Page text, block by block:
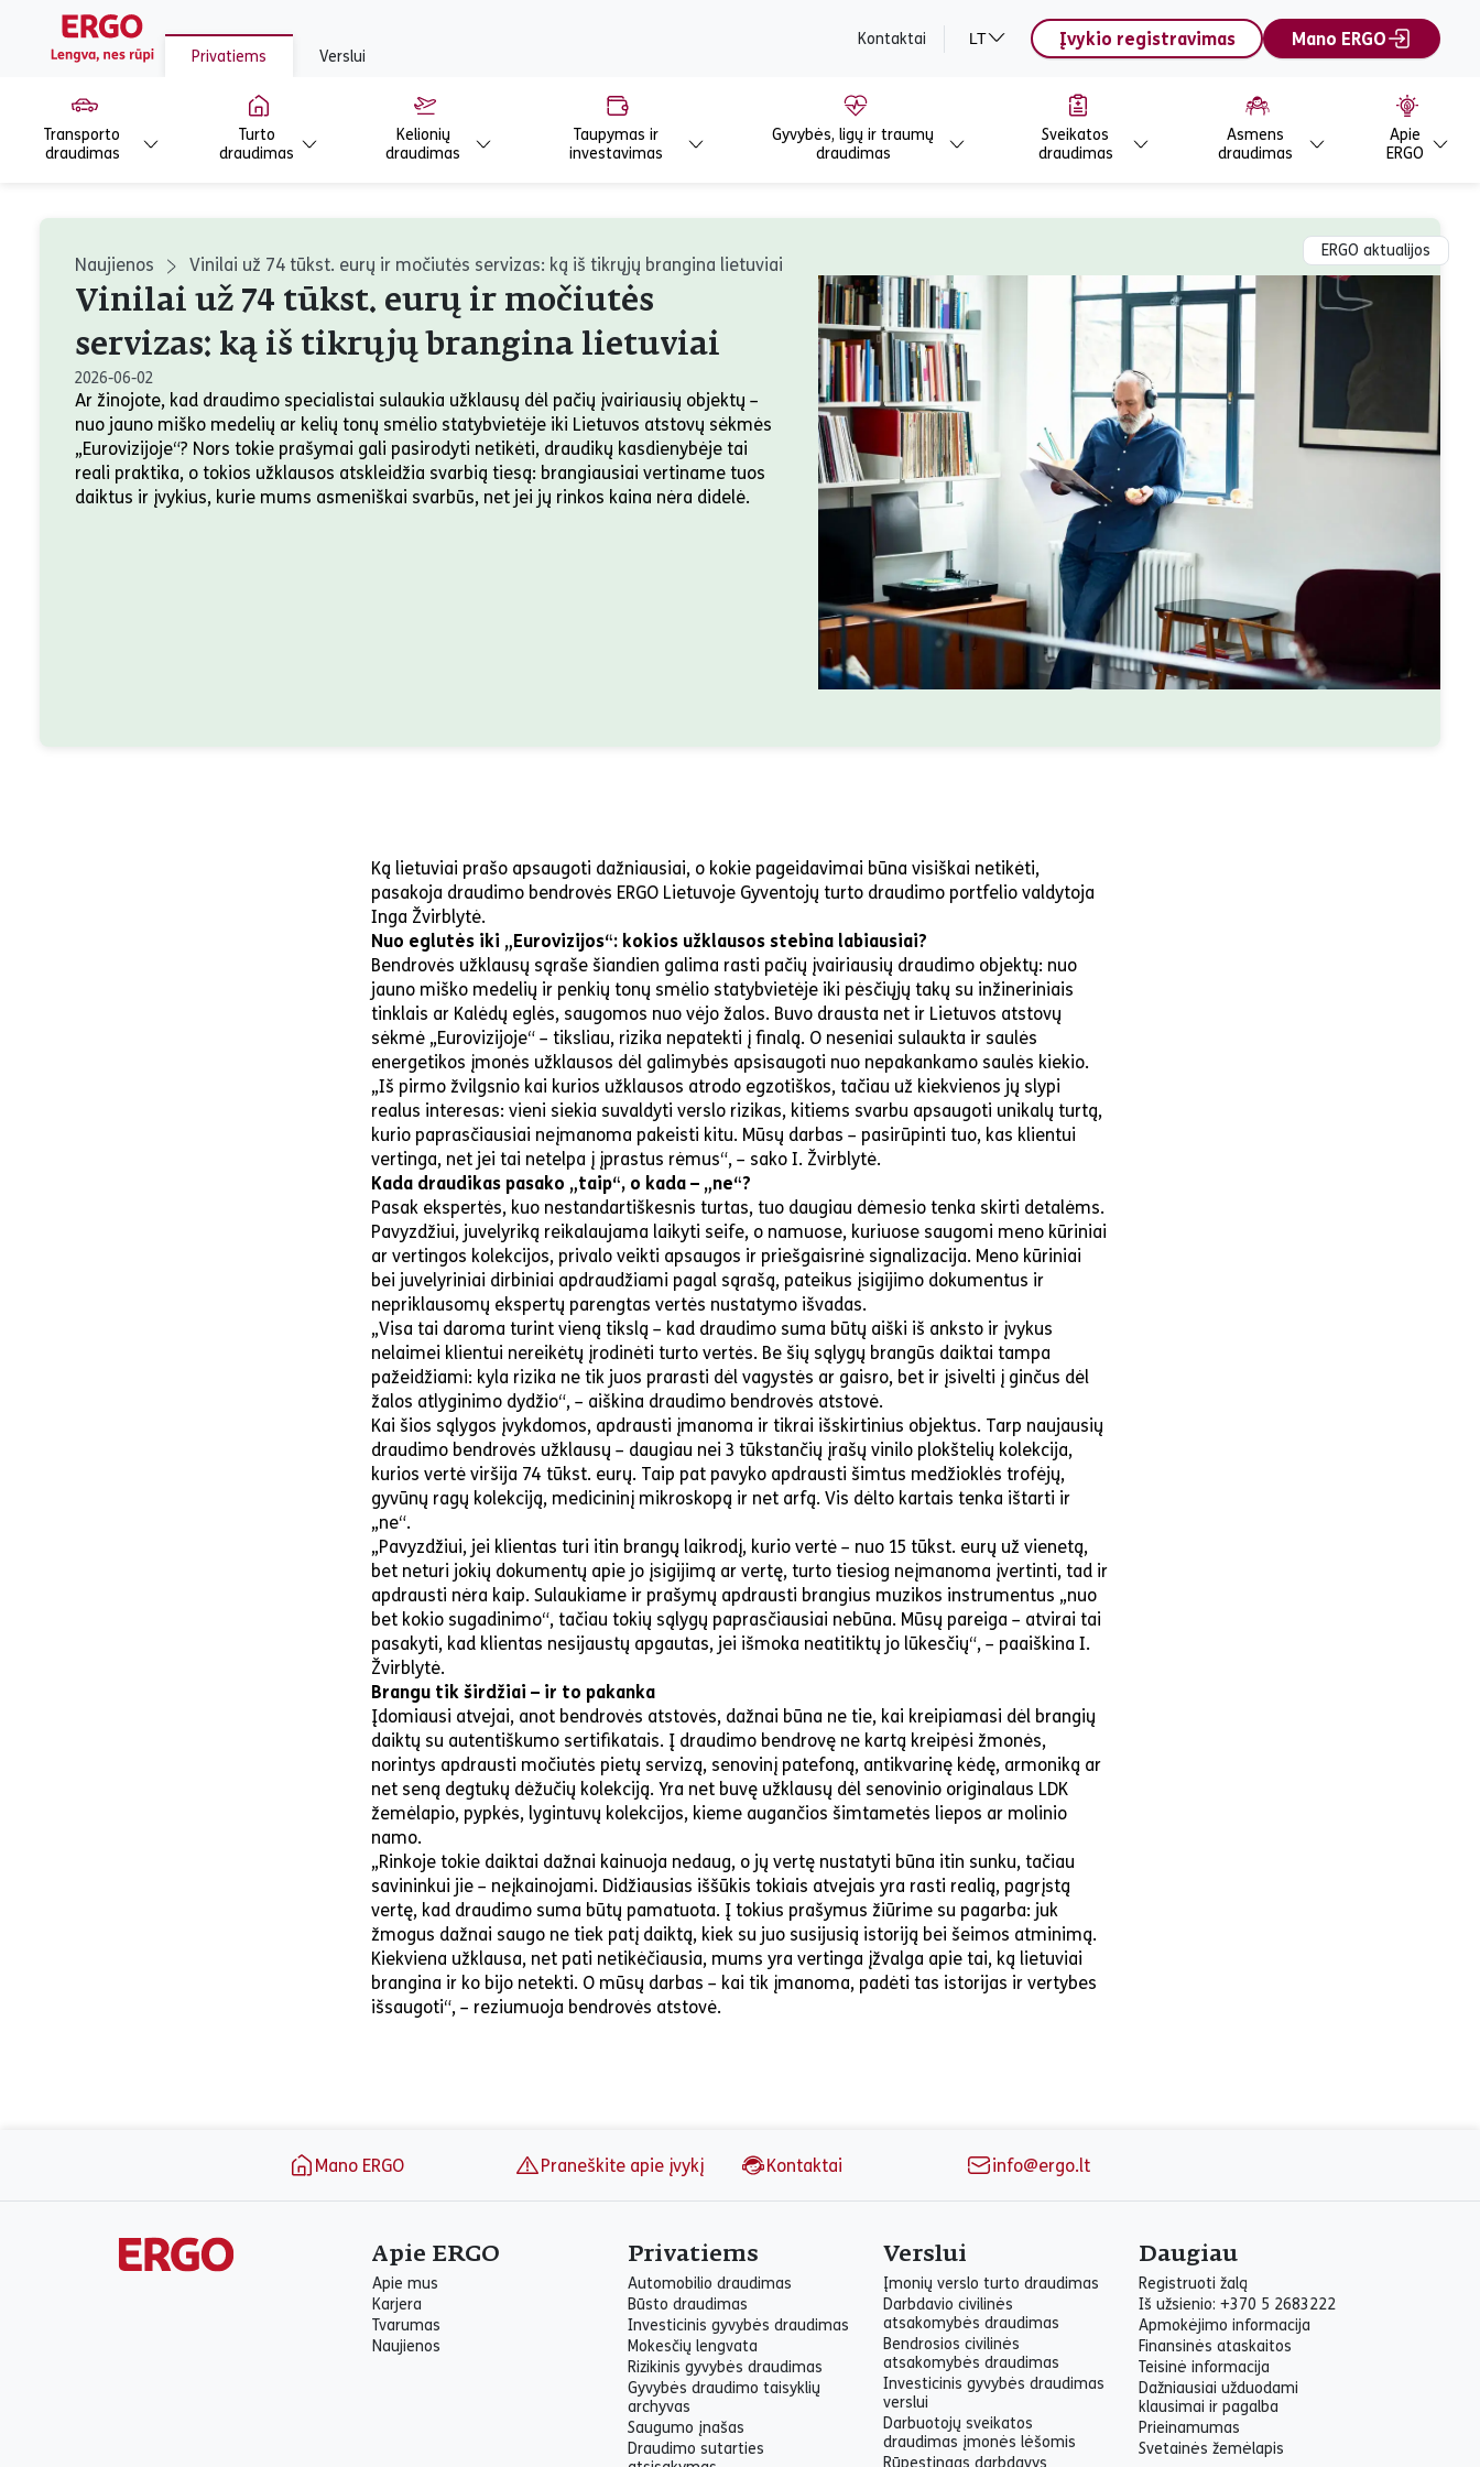
Privatiems Verslui
Kontaktai LT Įvykio registravimas Mano ERGO
Transporto
draudimas
Turto
draudimas
Kelionių
draudimas
Taupymas ir
investavimas
Gyvybės, ligų ir traumų
draudimas
Sveikatos
draudimas
Asmens
draudimas
Apie
ERGO
Naujienos Vinilai už 74 tūkst. eurų ir močiutės servizas: ką iš tikrųjų brangina lietuviai
Vinilai už 74 tūkst. eurų ir močiutės
servizas: ką iš tikrųjų brangina lietuviai
2026-06-02
Ar žinojote, kad draudimo specialistai sulaukia užklausų dėl pačių įvairiausių objektų –
nuo jauno miško medelių ar kelių tonų smėlio statybvietėje iki Lietuvos atstovų sėkmės
„Eurovizijoje“? Nors tokie prašymai gali pasirodyti netikėti, draudikų kasdienybėje tai
reali praktika, o tokios užklausos atskleidžia svarbią tiesą: brangiausiai vertiname tuos
daiktus ir įvykius, kurie mums asmeniškai svarbūs, net jei jų rinkos kaina nėra didelė.
ERGO aktualijos
Ką lietuviai prašo apsaugoti dažniausiai, o kokie pageidavimai būna visiškai netikėti,
pasakoja draudimo bendrovės ERGO Lietuvoje Gyventojų turto draudimo portfelio valdytoja
Inga Žvirblytė.
Nuo eglutės iki „Eurovizijos“: kokios užklausos stebina labiausiai?
Bendrovės užklausų sąraše šiandien galima rasti pačių įvairiausių draudimo objektų: nuo
jauno miško medelių ir penkių tonų smėlio statybvietėje iki pėsčiųjų takų su inžineriniais
tinklais ar Kalėdų eglės, saugomos nuo vėjo žalos. Buvo drausta net ir Lietuvos atstovų
sėkmė „Eurovizijoje“ – tiksliau, rizika nepatekti į finalą. O neseniai sulaukta ir saulės
energetikos įmonės užklausos dėl galimybės apsisaugoti nuo nepakankamo saulės kiekio.
„Iš pirmo žvilgsnio kai kurios užklausos atrodo egzotiškos, tačiau už kiekvienos jų slypi
realus interesas: vieni siekia suvaldyti verslo rizikas, kitiems svarbu apsaugoti unikalų turtą,
kurio paprasčiausiai neįmanoma pakeisti kitu. Mūsų darbas – pasirūpinti tuo, kas klientui
vertinga, net jei tai netelpa į įprastus rėmus“, – sako I. Žvirblytė.
Kada draudikas pasako „taip“, o kada – „ne“?
Pasak ekspertės, kuo nestandartiškesnis turtas, tuo daugiau dėmesio tenka skirti detalėms.
Pavyzdžiui, juvelyriką reikalaujama laikyti seife, o namuose, kuriuose saugomi meno kūriniai
ar vertingos kolekcijos, privalo veikti apsaugos ir priešgaisrinė signalizacija. Meno kūriniai
bei juvelyriniai dirbiniai apdraudžiami pagal sąrašą, pateikus įsigijimo dokumentus ir
nepriklausomų ekspertų parengtas vertės nustatymo išvadas.
„Visa tai daroma turint vieną tikslą – kad draudimo suma būtų aiški iš anksto ir įvykus
nelaimei klientui nereikėtų įrodinėti turto vertės. Be šių sąlygų brangūs daiktai tampa
pažeidžiami: kyla rizika ne tik juos prarasti dėl vagystės ar gaisro, bet ir įsivelti į ginčus dėl
žalos atlyginimo dydžio“, – aiškina draudimo bendrovės atstovė.
Kai šios sąlygos įvykdomos, apdrausti įmanoma ir tikrai išskirtinius objektus. Tarp naujausių
draudimo bendrovės užklausų – daugiau nei 3 tūkstančių įrašų vinilo plokštelių kolekcija,
kurios vertė viršija 74 tūkst. eurų. Taip pat pavyko apdrausti šimtus medžioklės trofėjų,
gyvūnų ragų kolekciją, medicininį mikroskopą ir net arfą. Vis dėlto kartais tenka ištarti ir
„ne“.
„Pavyzdžiui, jei klientas turi itin brangų laikrodį, kurio vertė – nuo 15 tūkst. eurų už vienetą,
bet neturi jokių dokumentų apie jo įsigijimą ar vertę, turto tiesiog neįmanoma įvertinti, tad ir
apdrausti nėra kaip. Sulaukiame ir prašymų apdrausti brangius muzikos instrumentus „nuo
bet kokio sugadinimo“, tačiau tokių sąlygų paprasčiausiai nebūna. Mūsų pareiga – atvirai tai
pasakyti, kad klientas nesijaustų apgautas, jei išmoka neatitiktų jo lūkesčių“, – paaiškina I.
Žvirblytė.
Brangu tik širdžiai – ir to pakanka
Įdomiausi atvejai, anot bendrovės atstovės, dažnai būna ne tie, kai kreipiamasi dėl brangių
daiktų su autentiškumo sertifikatais. Į draudimo bendrovę ne kartą kreipėsi žmonės,
norintys apdrausti močiutės pietų servizą, senovinį patefoną, antikvarinę kėdę, armoniką ar
net seną degtukų dėžučių kolekciją. Yra net buvę užklausų dėl senovinio originalaus LDK
žemėlapio, pypkės, lygintuvų kolekcijos, kieme augančios šimtametės liepos ar molinio
namo.
„Rinkoje tokie daiktai dažnai kainuoja nedaug, o jų vertę nustatyti būna itin sunku, tačiau
savininkui jie – neįkainojami. Didžiausias iššūkis tokiais atvejais yra rasti realią, pagrįstą
vertę, kad draudimo suma būtų pamatuota. Į tokius prašymus žiūrime su pagarba: juk
žmogus dažnai saugo ne tiek patį daiktą, kiek su juo susijusią istoriją bei šeimos atminimą.
Kiekviena užklausa, net pati netikėčiausia, mums yra vertinga įžvalga apie tai, ką lietuviai
brangina ir ko bijo netekti. O mūsų darbas – kai tik įmanoma, padėti tas istorijas ir vertybes
išsaugoti“, – reziumuoja bendrovės atstovė.
Puslapio apačiaMano ERGO Praneškite apie įvykį Kontaktai info@ergo.lt
Apie ERGO
Apie mus
Karjera
Tvarumas
Naujienos
Privatiems
Automobilio draudimas
Būsto draudimas
Investicinis gyvybės draudimas
Mokesčių lengvata
Rizikinis gyvybės draudimas
Gyvybės draudimo taisyklių
archyvas
Saugumo įnašas
Draudimo sutarties
Verslui
Įmonių verslo turto draudimas
Darbdavio civilinės
atsakomybės draudimas
Bendrosios civilinės
atsakomybės draudimas
Investicinis gyvybės draudimas
verslui
Darbuotojų sveikatos
draudimas įmonės lėšomis
Rūpestingas darbdavys
Daugiau
Registruoti žalą
Iš užsienio: +370 5 2683222
Apmokėjimo informacija
Finansinės ataskaitos
Teisinė informacija
Dažniausiai užduodami
klausimai ir pagalba
Prieinamumas
Svetainės žemėlapis